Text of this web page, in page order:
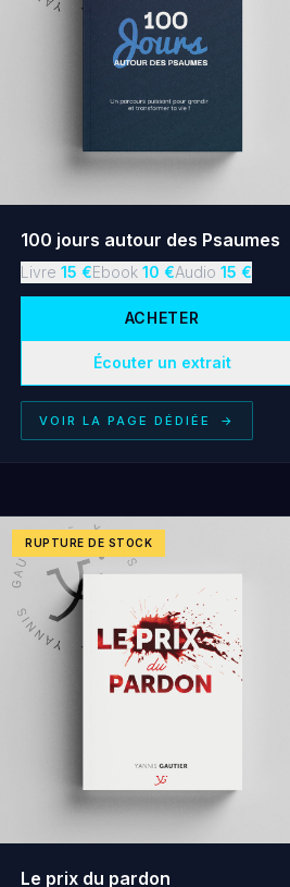
100 jours autour des Psaumes
Livre 15 €Ebook 10 €Audio 15 €
ACHETER
Écouter un extrait
VOIR LA PAGE DÉDIÉE →
RUPTURE DE STOCK
Le prix du pardon